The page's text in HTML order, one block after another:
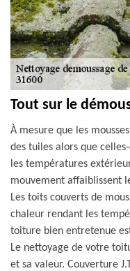
Tout sur le
À mesure que les
des tuiles alors que
les températures
mouvement affaiblissent
Les toits couverts de
chaleur rendant les
toiture bien entretenue
Le nettoyage de votre
et sa valeur. Couverture